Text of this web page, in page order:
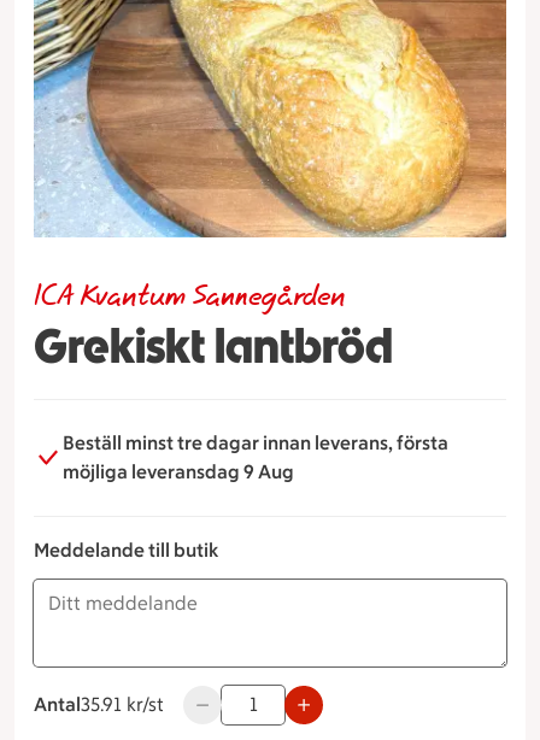
Grekiskt lantbröd
ICA Kvantum Sannegården
Beställ minst tre dagar innan leverans, första
möjliga leveransdag 9 Aug
Meddelande till butik
Antal
35.91 kronor styck
35.91 kr/st Använd knapparna för att minska eller